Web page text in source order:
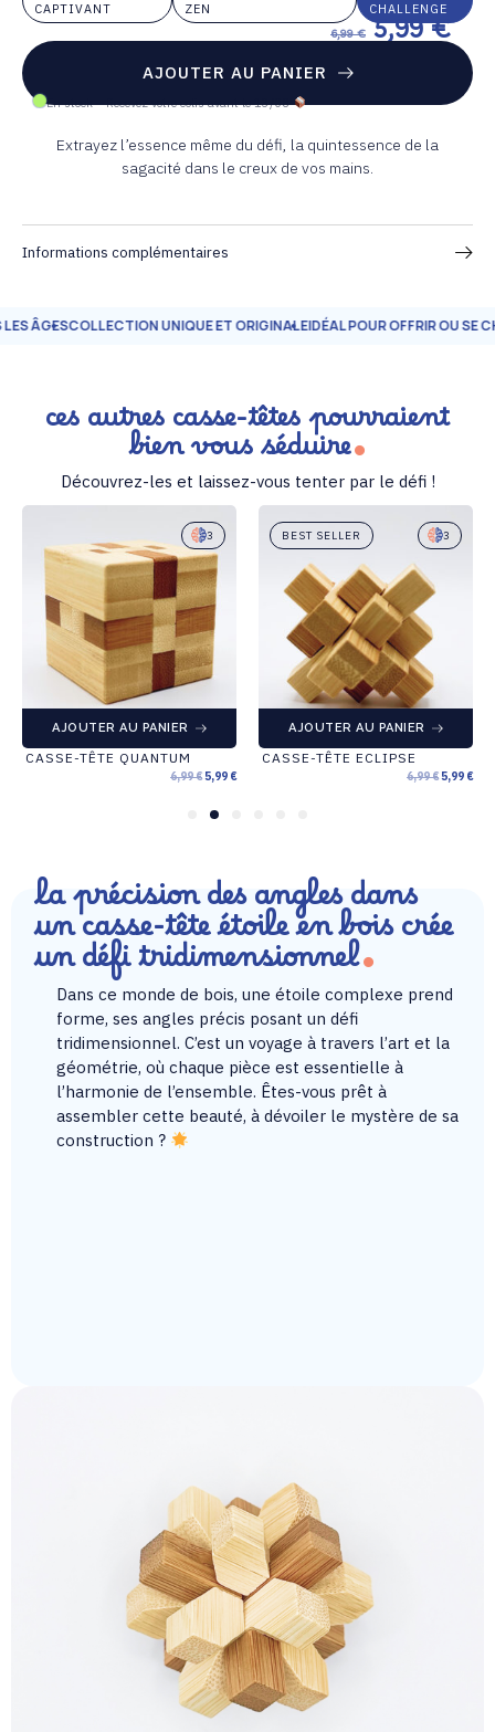
CAPTIVANT
ZEN
CHALLENGE
6,99€ 5,99€
AJOUTER AU PANIER
En stock – Recevez votre colis avant le 13/08
Extrayez l’essence même du défi, la quintessence de la
sagacité dans le creux de vos mains.
Informations complémentaires
COLLECTION UNIQUE ET ORIGINALEIDÉAL POUR OFFRIR OU SE
ces autres casse-têtes pourraient
bien vous séduire
Découvrez-les et laissez-vous tenter par le défi !
3
AJOUTER AU PANIER
CASSE-TÊTE QUANTUM
6,99€5,99 €
BEST SELLER 3
AJOUTER AU PANIER
CASSE-TÊTE ECLIPSE
6,99€5,99 €
la précision des angles dans
un casse-tête étoile en bois crée
un défi tridimensionnel
Dans ce monde de bois, une étoile complexe prend
forme, ses angles précis posant un défi
tridimensionnel. C’est un voyage à travers l’art et la
géométrie, où chaque pièce est essentielle à
l’harmonie de l’ensemble. Êtes-vous prêt à
assembler cette beauté, à dévoiler le mystère de sa
construction ?